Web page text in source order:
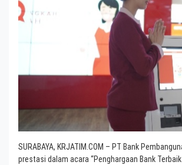
SURABAYA, KRJATIM.COM – PT Bank
prestasi dalam acara “Penghargaan Bank